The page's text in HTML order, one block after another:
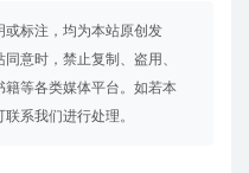
或标注，均为本站原创发
意时，禁止复制、盗用、
籍等各类媒体平台。如若本
系我们进行处理。